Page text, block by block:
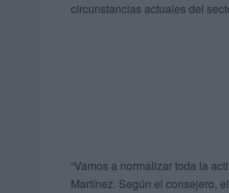
circunstancias actuales del
“Vamos a normalizar toda la
Martínez. Según el consejero,